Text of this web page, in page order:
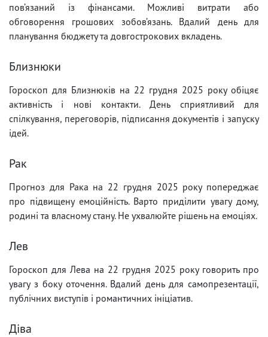
пов’язаний із фінансами. Можливі витрати або
обговорення грошових зобов’язань. Вдалий день для
планування бюджету та довгострокових вкладень.
Близнюки
Гороскоп для Близнюків на 22 грудня 2025 року обіцяє
активність і нові контакти. День сприятливий для
спілкування, переговорів, підписання документів і запуску
ідей.
Рак
Прогноз для Рака на 22 грудня 2025 року попереджає
про підвищену емоційність. Варто приділити увагу дому,
родині та власному стану. Не ухвалюйте рішень на емоціях.
Лев
Гороскоп для Лева на 22 грудня 2025 року говорить про
увагу з боку оточення. Вдалий день для самопрезентації,
публічних виступів і романтичних ініціатив.
Діва